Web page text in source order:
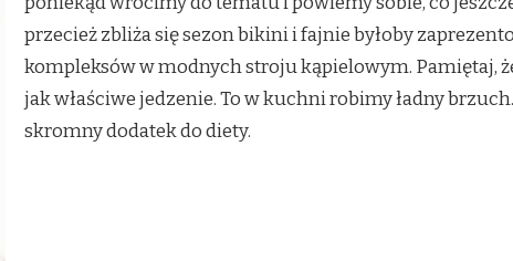
przecież zbliża się sezon bikini i fajnie byłoby
kompleksów w modnych stroju kąpielowym. Pamiętaj,
jak właściwe jedzenie. To w kuchni robimy ładny
skromny dodatek do diety.